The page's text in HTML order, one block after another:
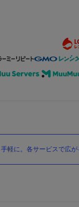
軽に。各サービスで広